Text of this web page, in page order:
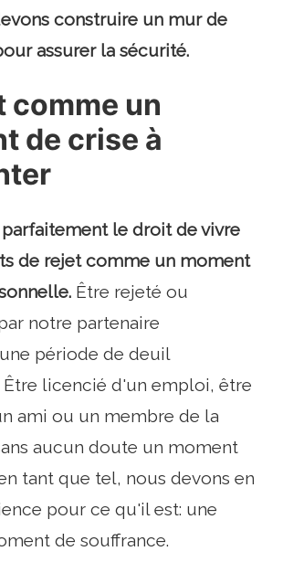
construire un mur de
assurer la sécurité.
comme un
de crise à
le droit de vivre
de rejet comme un moment
Être rejeté ou
notre partenaire
période de deuil
licencié d'un emploi, être
ami ou un membre de la
aucun doute un moment
tant que tel, nous devons en
pour ce qu'il est: une
de souffrance.